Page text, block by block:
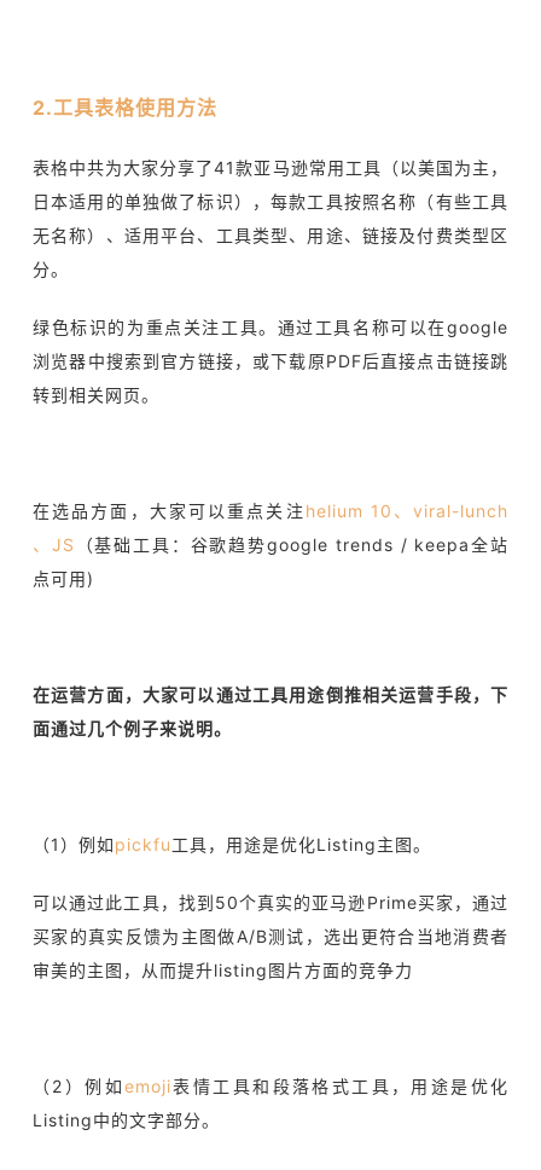
2.工具表格使用方法
表格中共为大家分享了41款亚马逊常用工具（以美国为主，
日本适用的单独做了标识），每款工具按照名称（有些工具
无名称）、适用平台、工具类型、用途、链接及付费类型区
分。
绿色标识的为重点关注工具。通过工具名称可以在google
浏览器中搜索到官方链接，或下载原PDF后直接点击链接跳
转到相关网页。
在选品方面，大家可以重点关注helium 10、viral-lunch
、JS
（基础工具：谷歌趋势google trends / keepa全站
点可用)
在运营方面，大家可以通过工具用途倒推相关运营手段，下
面通过几个例子来说明。
（1）例如pickfu工具，用途是优化Listing主图。
可以通过此工具，找到50个真实的亚马逊Prime买家，通过
买家的真实反馈为主图做A/B测试，选出更符合当地消费者
审美的主图，从而提升listing图片方面的竞争力
（2）例如emoji表情工具和段落格式工具，用途是优化
Listing中的文字部分。